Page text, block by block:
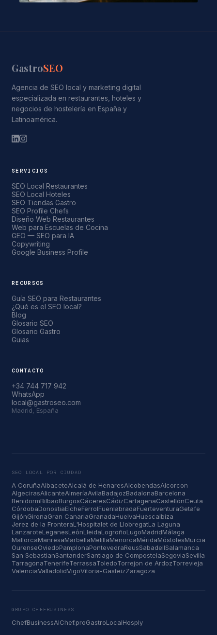
GastroSEO
Agencia de SEO local y marketing digital
especializada en restaurantes, hoteles y
negocios de hostelería en España y
Latinoamérica.
SERVICIOS
SEO Local Restaurantes
SEO Local Hoteles
SEO Tiendas Gastro
SEO Profile Chefs
Diseño Web Restaurantes
Web para Escuelas de Cocina
GEO — SEO para IA
Copywriting
Google Business Profile
RECURSOS
Guía SEO para Restaurantes
¿Qué es el SEO local?
Blog
Glosario SEO
Glosario Gastro
Guias
CONTACTO
+34 744 717 942
WhatsApp
local@gastroseo.com
Madrid, España
SEO LOCAL POR CIUDAD
A CoruñaAlbaceteAlcalá de HenaresAlcobendasAlcorcon
AlgecirasAlicanteAlmeríaAvilaBadajozBadalonaBarcelona
BenidormBilbaoBurgosCáceresCádizCartagenaCastellónCeuta
CórdobaDonostiaElcheFerrolFuenlabradaFuerteventuraGetafe
GijónGironaGran CanariaGranadaHuelvaHuescaIbiza
Jerez de la FronteraL'Hospitalet de LlobregatLa Laguna
LanzaroteLeganesLeónLleidaLogroñoLugoMadridMálaga
MallorcaManresaMarbellaMelillaMenorcaMéridaMóstolesMurcia
OurenseOviedoPamplonaPontevedraReusSabadellSalamanca
San SebastianSantanderSantiago de CompostelaSegoviaSevilla
TarragonaTenerifeTerrassaToledoTorrejon de ArdozTorrevieja
ValenciaValladolidVigoVitoria-GasteizZaragoza
GRUPO CHEFBUSINESS
ChefBusinessAIChef.proGastroLocalHosply